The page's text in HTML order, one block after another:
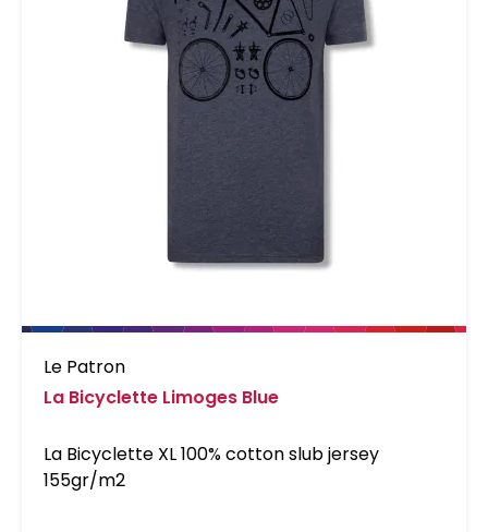
Le Patron
La Bicyclette Limoges Blue
La Bicyclette XL 100% cotton slub jersey
155gr/m2